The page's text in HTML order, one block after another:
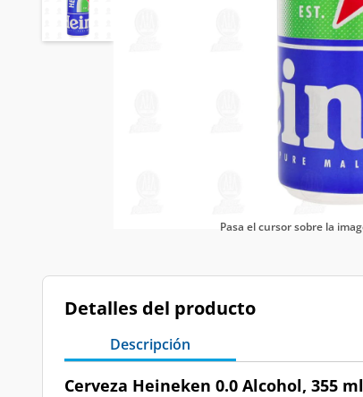
Pasa el cursor sobre la
Detalles del producto
Descripción
Cerveza Heineken 0.0 Alcohol, 355